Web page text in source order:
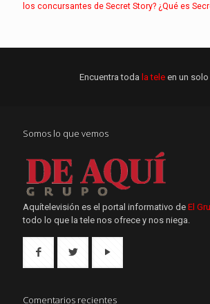
los concursantes de Secret Story? ¿Qué es
Encuentra toda la tele en un
Somos lo que vemos
Aquítelevisión es el portal informativo de El
todo lo que la tele nos ofrece y nos niega.
Comentarios recientes